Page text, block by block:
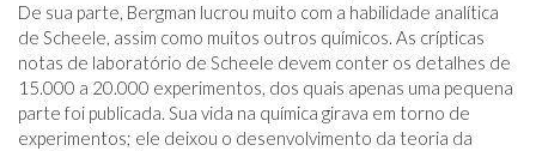
De sua parte, Bergman lucrou muito com a habilidade analítica
de Scheele, assim como muitos outros químicos. As crípticas
notas de laboratório de Scheele devem conter os detalhes de
15.000 a 20.000 experimentos, dos quais apenas uma pequena
parte foi publicada. Sua vida na química girava em torno de
experimentos; ele deixou o desenvolvimento da teoria da